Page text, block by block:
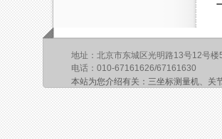
地址：北京市东城区光明路13号12号
电话：010-67161626/
本站为您介绍有关：三坐标测量机、关